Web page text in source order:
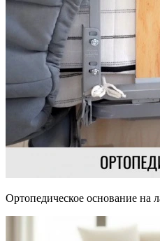
Ортопедическое основание на